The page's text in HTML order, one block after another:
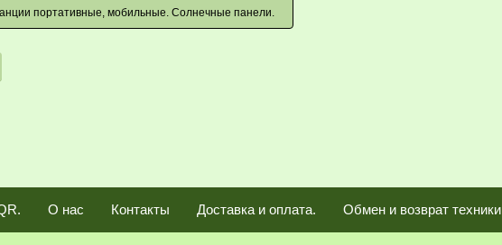
портативные, мобильные. Солнечные панели.
О нас Контакты Доставка и оплата. Обмен и возврат техники